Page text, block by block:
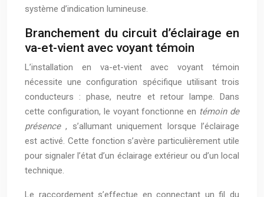
système d’indication lumineuse.
Branchement du circuit d’éclairage en
va-et-vient avec voyant témoin
L’installation en va-et-vient avec voyant témoin
nécessite une configuration spécifique utilisant trois
conducteurs : phase, neutre et retour lampe. Dans
cette configuration, le voyant fonctionne en témoin de
présence, s’allumant uniquement lorsque l’éclairage
est activé. Cette fonction s’avère particulièrement utile
pour signaler l’état d’un éclairage extérieur ou d’un local
technique.
Le raccordement s’effectue en connectant un fil du